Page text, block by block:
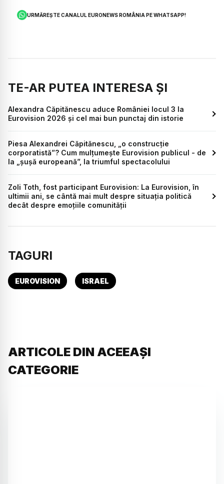
URMĂREȘTE CANALUL EURONEWS ROMÂNIA PE WHATSAPP!
TE-AR PUTEA INTERESA ȘI
Alexandra Căpitănescu aduce României locul 3 la
Eurovision 2026 și cel mai bun punctaj din istorie
Piesa Alexandrei Căpitănescu, „o construcție
corporatistă”? Cum mulțumește Eurovision publicul - de
la „șușă europeană”, la triumful spectacolului
Zoli Toth, fost participant Eurovision: La Eurovision, în
ultimii ani, se cântă mai mult despre situația politică
decât despre emoțiile comunității
TAGURI
EUROVISION ISRAEL
ARTICOLE DIN ACEEAȘI
CATEGORIE